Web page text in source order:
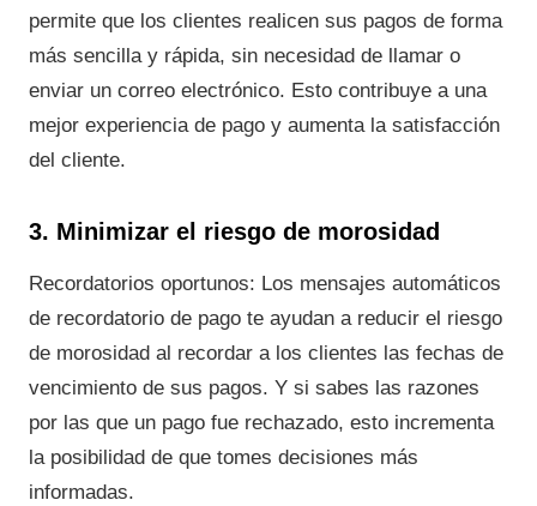
permite que los clientes realicen sus pagos de forma
más sencilla y rápida, sin necesidad de llamar o
enviar un correo electrónico. Esto contribuye a una
mejor experiencia de pago y aumenta la satisfacción
del cliente.
3. Minimizar el riesgo de morosidad
Recordatorios oportunos: Los mensajes automáticos
de recordatorio de pago te ayudan a reducir el riesgo
de morosidad al recordar a los clientes las fechas de
vencimiento de sus pagos. Y si sabes las razones
por las que un pago fue rechazado, esto incrementa
la posibilidad de que tomes decisiones más
informadas.